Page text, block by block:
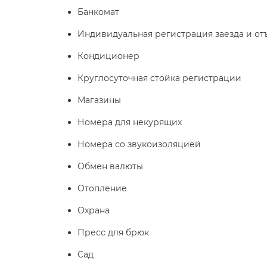
Банкомат
Индивидуальная регистрация заезда и
Кондиционер
Круглосуточная стойка регистрации
Магазины
Номера для некурящих
Номера со звукоизоляцией
Обмен валюты
Отопление
Охрана
Пресс для брюк
Сад